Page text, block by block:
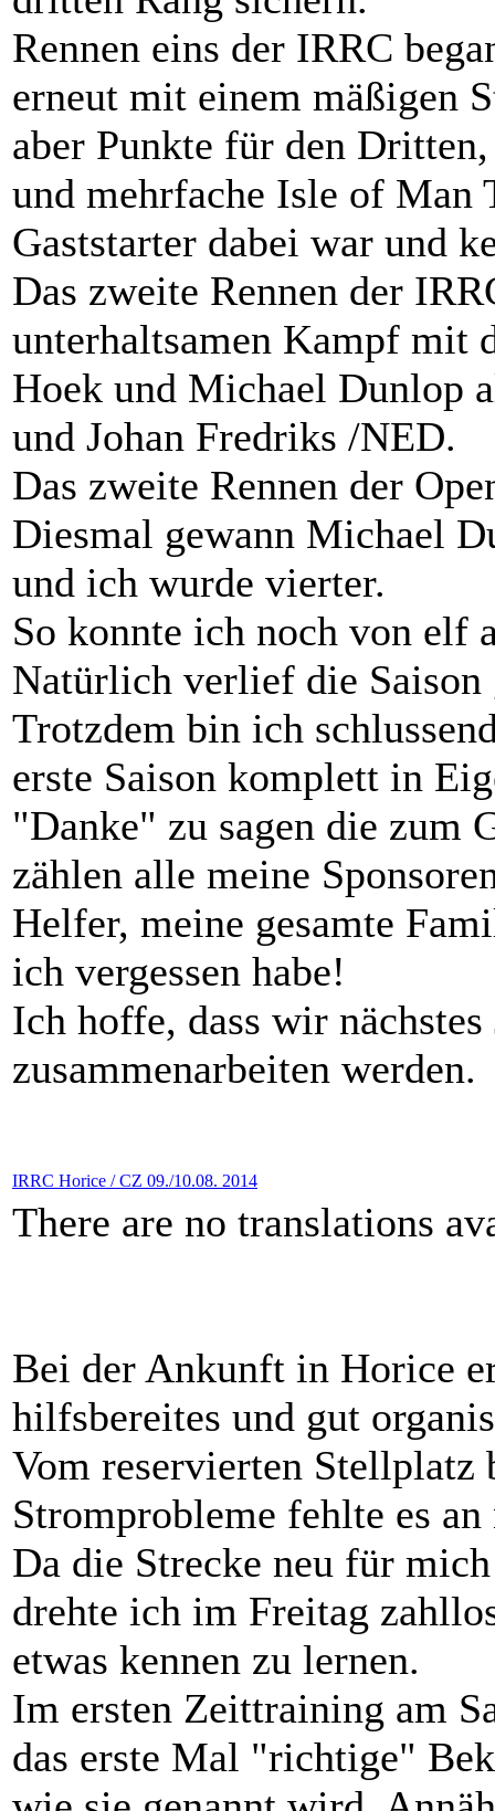
Rennen eins der IRRC
erneut mit einem mäßigen
aber Punkte für den
und mehrfache Isle of Man
Gaststarter dabei war und
Das zweite Rennen der
unterhaltsamen Kampf mit
Hoek und Michael Dunlop
und Johan Fredriks /NED.
Das zweite Rennen der
Diesmal gewann Michael
und ich wurde vierter.
So konnte ich noch von elf
Natürlich verlief die
Trotzdem bin ich
erste Saison komplett in
"Danke" zu sagen die zum
zählen alle meine
Helfer, meine gesamte
ich vergessen habe!
Ich hoffe, dass wir
zusammenarbeiten werden.
IRRC Horice / CZ 09./10.08. 2014
There are no translations
Bei der Ankunft in Horice
hilfsbereites und gut
Vom reservierten
Stromprobleme fehlte es
Da die Strecke neu für
drehte ich im Freitag
etwas kennen zu lernen.
Im ersten Zeittraining am
das erste Mal "richtige"